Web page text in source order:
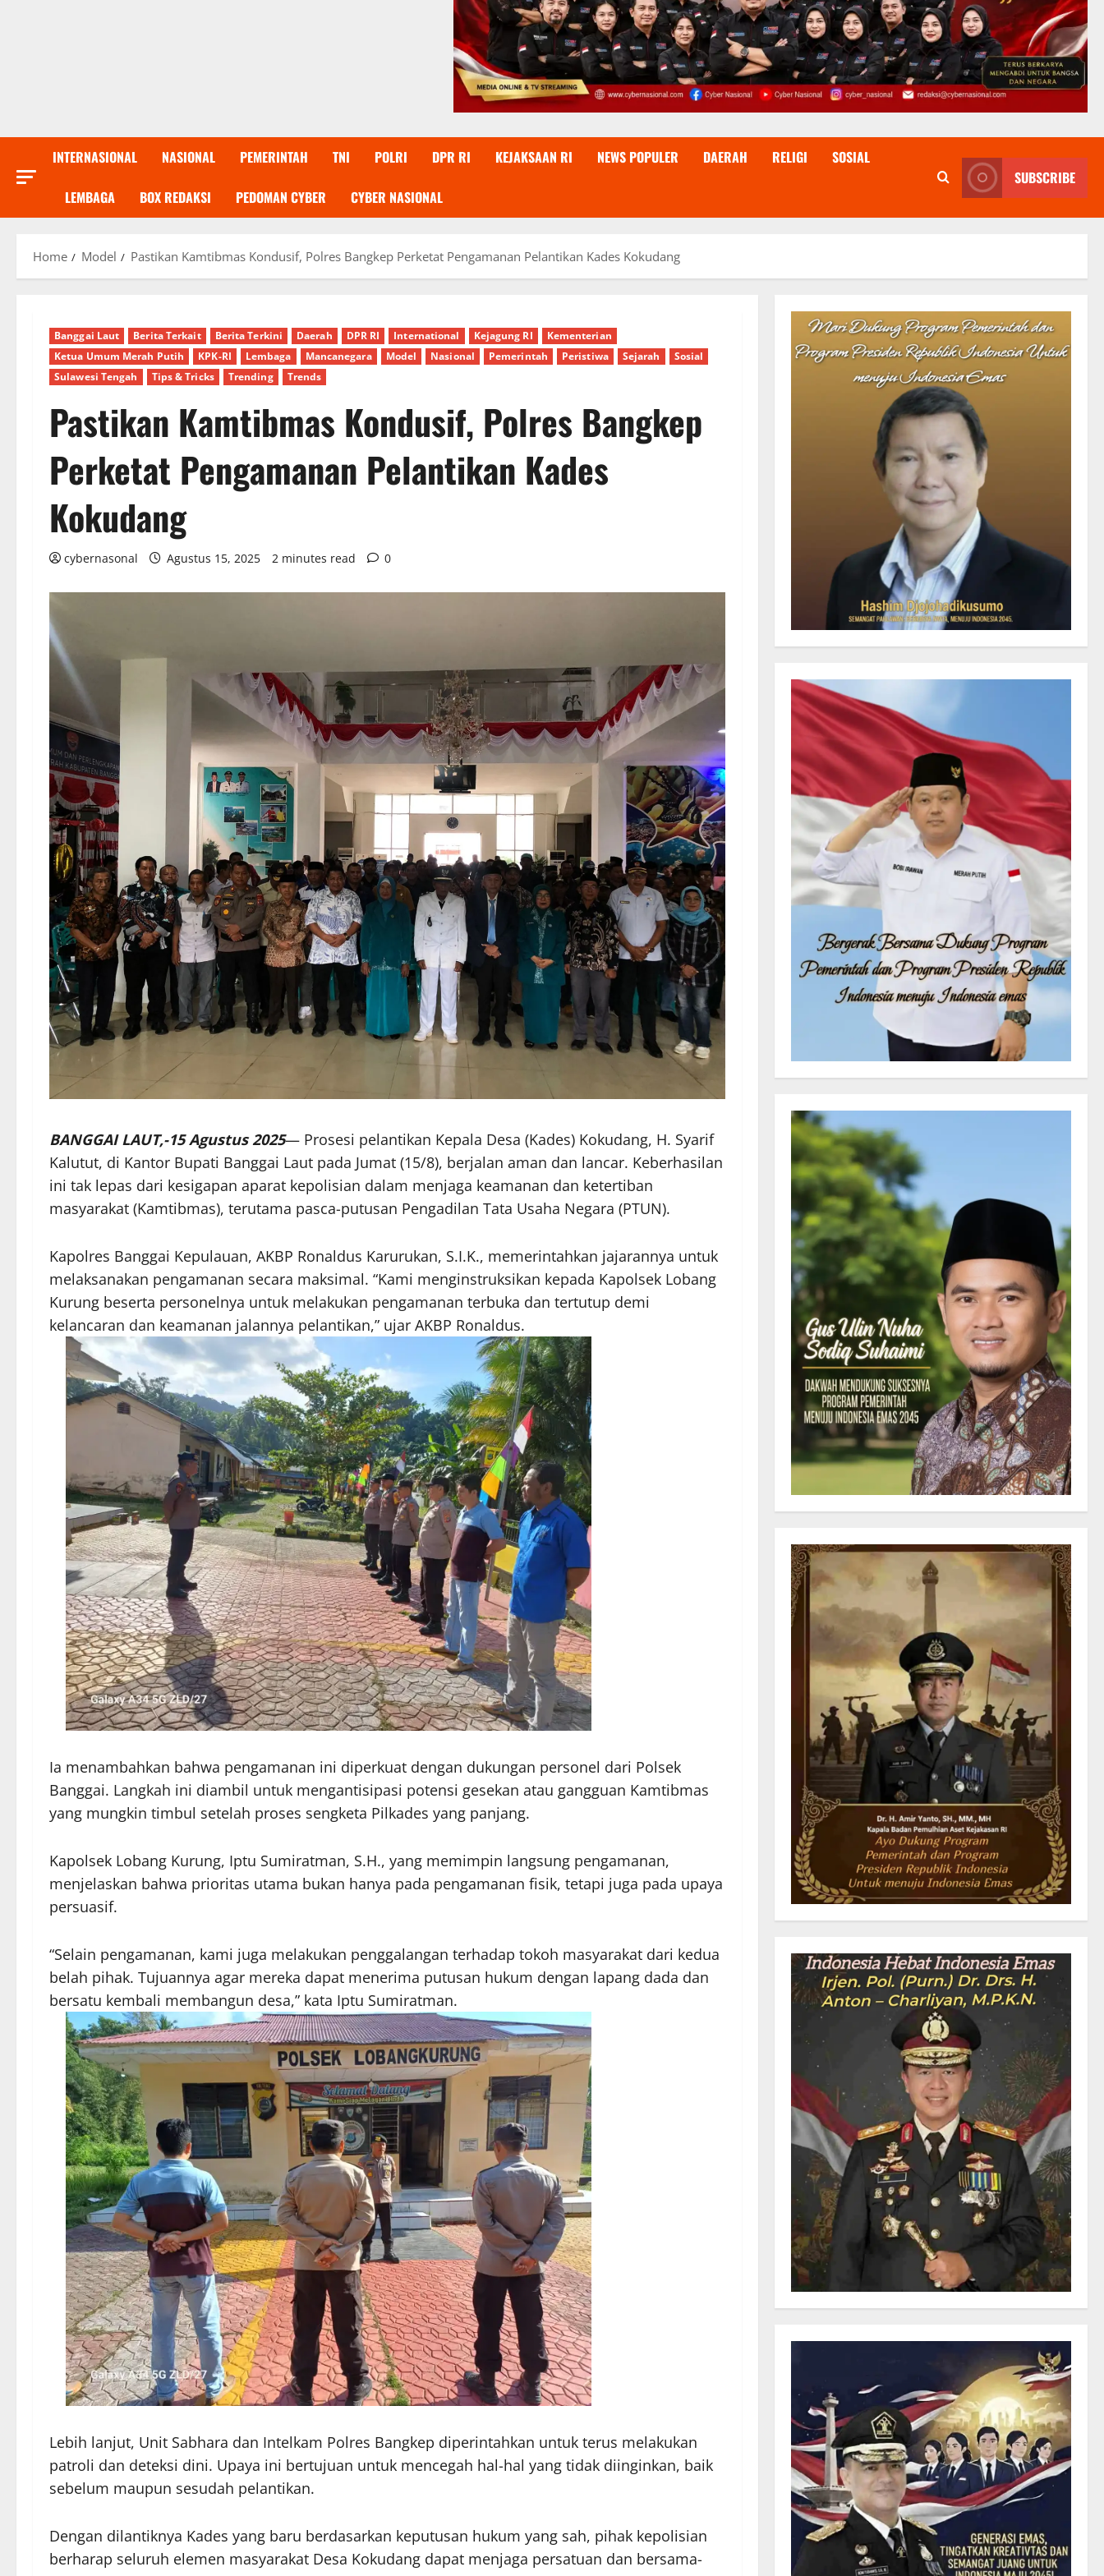
INTERNASIONAL NASIONAL PEMERINTAH TNI POLRI DPR RI KEJAKSAAN RI NEWS POPULER DAERAH RELIGI SOSIAL
LEMBAGA BOX REDAKSI PEDOMAN CYBER CYBER NASIONAL
SUBSCRIBE
Home Model Pastikan Kamtibmas Kondusif, Polres Bangkep Perketat Pengamanan Pelantikan Kades Kokudang
Banggai Laut Berita Terkait Berita Terkini Daerah DPR RI International Kejagung RI
Kementerian
Ketua Umum Merah Putih
KPK-RI Lembaga Mancanegara Model Nasional Pemerintah Peristiwa Sejarah
Sosial
Sulawesi Tengah
Tips & Tricks Trending Trends
Pastikan Kamtibmas Kondusif, Polres Bangkep
Perketat Pengamanan Pelantikan Kades
Kokudang
cybernasonal Agustus 15, 2025 2 minutes read 0
BANGGAI LAUT,-15 Agustus 2025— Prosesi pelantikan Kepala Desa (Kades) Kokudang, H. Syarif
Kalutut, di Kantor Bupati Banggai Laut pada Jumat (15/8), berjalan aman dan lancar. Keberhasilan
ini tak lepas dari kesigapan aparat kepolisian dalam menjaga keamanan dan ketertiban
masyarakat (Kamtibmas), terutama pasca-putusan Pengadilan Tata Usaha Negara (PTUN).
Kapolres Banggai Kepulauan, AKBP Ronaldus Karurukan, S.I.K., memerintahkan jajarannya untuk
melaksanakan pengamanan secara maksimal. “Kami menginstruksikan kepada Kapolsek Lobang
Kurung beserta personelnya untuk melakukan pengamanan terbuka dan tertutup demi
kelancaran dan keamanan jalannya pelantikan,” ujar AKBP Ronaldus.
Ia menambahkan bahwa pengamanan ini diperkuat dengan dukungan personel dari Polsek
Banggai. Langkah ini diambil untuk mengantisipasi potensi gesekan atau gangguan Kamtibmas
yang mungkin timbul setelah proses sengketa Pilkades yang panjang.
Kapolsek Lobang Kurung, Iptu Sumiratman, S.H., yang memimpin langsung pengamanan,
menjelaskan bahwa prioritas utama bukan hanya pada pengamanan fisik, tetapi juga pada upaya
persuasif.
“Selain pengamanan, kami juga melakukan penggalangan terhadap tokoh masyarakat dari kedua
belah pihak. Tujuannya agar mereka dapat menerima putusan hukum dengan lapang dada dan
bersatu kembali membangun desa,” kata Iptu Sumiratman.
Lebih lanjut, Unit Sabhara dan Intelkam Polres Bangkep diperintahkan untuk terus melakukan
patroli dan deteksi dini. Upaya ini bertujuan untuk mencegah hal-hal yang tidak diinginkan, baik
sebelum maupun sesudah pelantikan.
Dengan dilantiknya Kades yang baru berdasarkan keputusan hukum yang sah, pihak kepolisian
berharap seluruh elemen masyarakat Desa Kokudang dapat menjaga persatuan dan bersama-